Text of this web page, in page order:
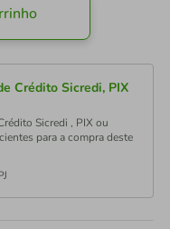
Crédito Sicredi, PIX
Sicredi , PIX ou
para a compra deste